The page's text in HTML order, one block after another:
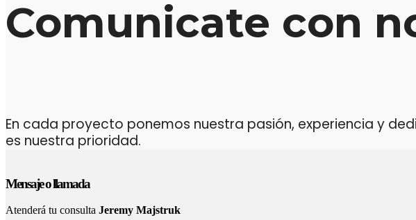
Comunicate con
En cada proyecto ponemos nuestra pasión, experiencia y
es nuestra prioridad.
Mensaje o llamada
Atenderá tu consulta Jeremy Majstruk